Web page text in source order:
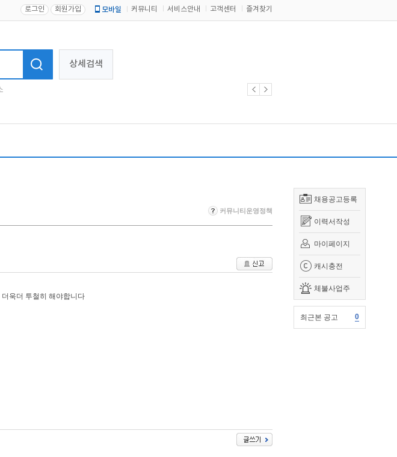
로그인 회원가입 모바일 커뮤니티 서비스안내 고객센터 즐겨찾기
상세검색
채용공고등록
이력서작성
마이페이지
캐시충전
체불사업주
최근본 공고 0
커뮤니티운영정책
욱더 투철히 해야합니다